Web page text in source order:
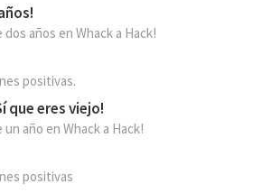
años en Whack a Hack!
positivas.
que eres viejo!
año en Whack a Hack!
positivas